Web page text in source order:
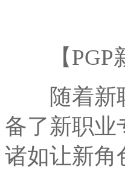
【PGP新
随着新职
备了新职业
诸如让新角